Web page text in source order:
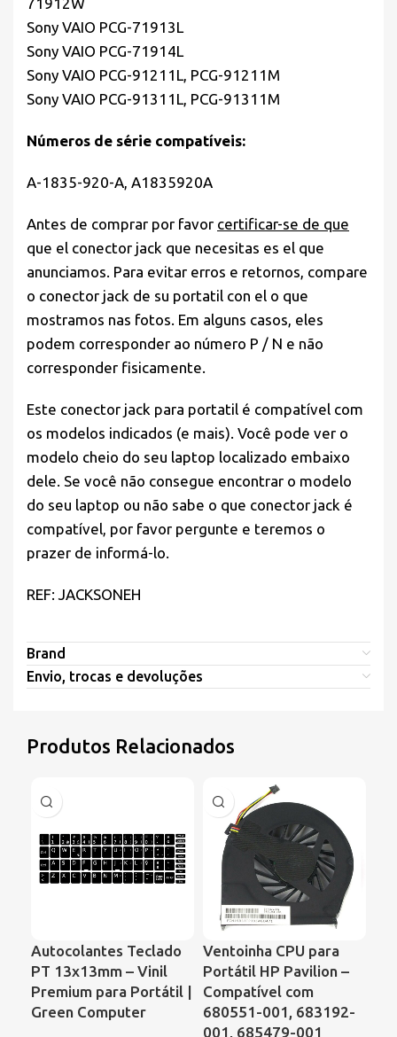
71912W
Sony VAIO PCG-71913L
Sony VAIO PCG-71914L
Sony VAIO PCG-91211L, PCG-91211M
Sony VAIO PCG-91311L, PCG-91311M
Números de série compatíveis:
A-1835-920-A, A1835920A
Antes de comprar por favor certificar-se de que
que el conector jack que necesitas es el que
anunciamos. Para evitar erros e retornos, compare
o conector jack de su portatil con el o que
mostramos nas fotos. Em alguns casos, eles
podem corresponder ao número P / N e não
corresponder fisicamente.
Este conector jack para portatil é compatível com
os modelos indicados (e mais). Você pode ver o
modelo cheio do seu laptop localizado embaixo
dele. Se você não consegue encontrar o modelo
do seu laptop ou não sabe o que conector jack é
compatível, por favor pergunte e teremos o
prazer de informá-lo.
REF: JACKSONEH
Brand
Envio, trocas e devoluções
Produtos Relacionados
Autocolantes Teclado
PT 13x13mm – Vinil
Premium para Portátil |
Green Computer
Ventoinha CPU para
Portátil HP Pavilion –
Compatível com
680551-001, 683192-
001, 685479-001